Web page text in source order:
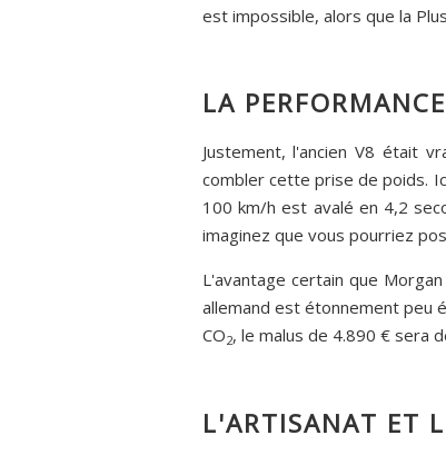
est impossible, alors que la
LA
Justement, l'ancien V8 était
combler cette prise de poids.
100 km/h est avalé en 4,2
imaginez que vous pourriez
L'avantage certain que
allemand est étonnement peu
CO2, le malus de 4.890 € sera
L'ARTISANAT ET